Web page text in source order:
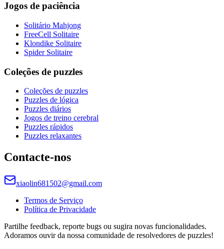
Jogos de paciência
Solitário Mahjong
FreeCell Solitaire
Klondike Solitaire
Spider Solitaire
Coleções de puzzles
Coleções de puzzles
Puzzles de lógica
Puzzles diários
Jogos de treino cerebral
Puzzles rápidos
Puzzles relaxantes
Contacte-nos
xiaolin681502@gmail.com
Termos de Serviço
Política de Privacidade
Partilhe feedback, reporte bugs ou sugira novas funcionalidades.
Adoramos ouvir da nossa comunidade de resolvedores de puzzles!